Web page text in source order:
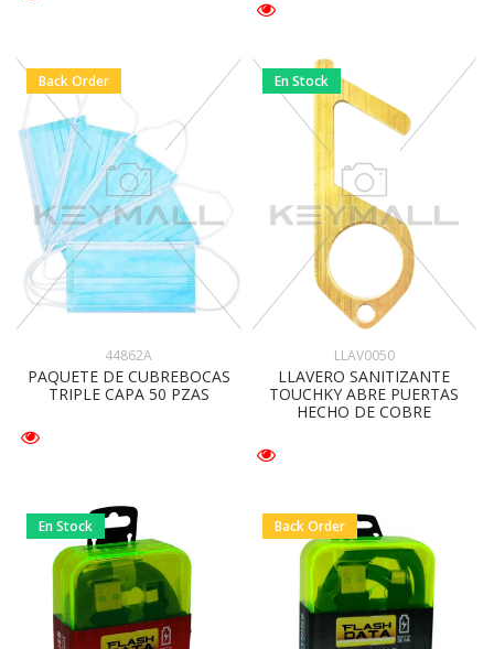
Back Order
44862A
PAQUETE DE CUBREBOCAS
TRIPLE CAPA 50 PZAS
En Stock
LLAV0050
LLAVERO SANITIZANTE
TOUCHKY ABRE PUERTAS
HECHO DE COBRE
En Stock Back Order